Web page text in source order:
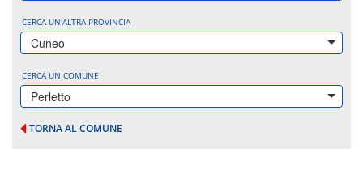
CERCA UN'ALTRA PROVINCIA
Cuneo
CERCA UN COMUNE
Perletto
TORNA AL COMUNE